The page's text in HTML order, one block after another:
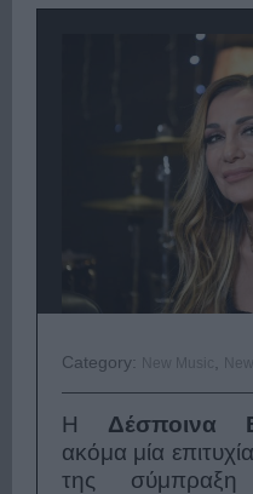
Category: New Music News
Η Δέσποινα
ακόμα μία
της